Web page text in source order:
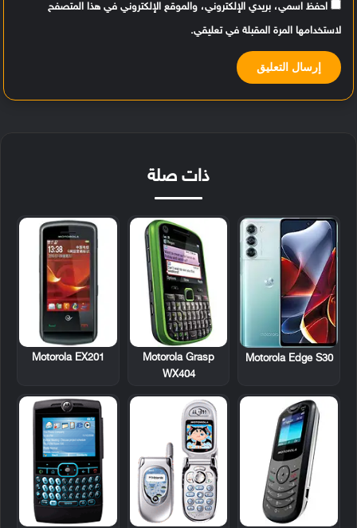
احفظ اسمي، بريدي الإلكتروني، والموقع الإلكتروني في هذا المتصفح
لاستخدامها المرة المقبلة في تعليقي.
ذات صلة
Motorola Edge S30
Motorola Grasp
WX404
Motorola EX201